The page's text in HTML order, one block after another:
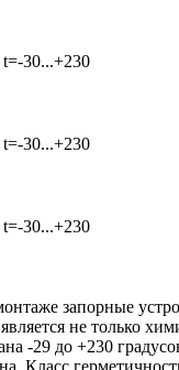
30...+230
30...+230
30...+230
запорные
не только
-29 до +230
Класс